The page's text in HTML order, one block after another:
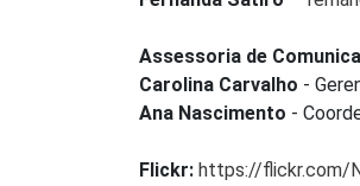
Assessoria de
Carolina Carvalho -
Ana Nascimento -
Flickr: https://flickr.com/